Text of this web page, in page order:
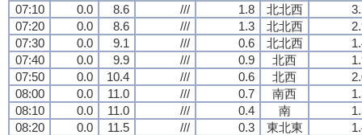
07:10
0.0 8.6 /// 1.8 北北西
07:20
0.0 8.6 /// 1.3 北北西
07:30
0.0 9.1 /// 0.6 北北西
07:40
0.0 9.9 /// 0.9 北西
07:50
0.0 10.4 /// 0.6 北西
08:00
0.0 11.0 /// 0.7 南西
08:10
0.0 11.0 /// 0.4 南
08:20
0.0 11.5 /// 0.3 東北東